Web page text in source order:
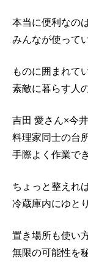
本当に便利なの
みんなが使って
ものに囲まれて
素敵に暮らす人
吉田 愛さん×今
料理家同士の台
手際よく作業で
ちょっと整えれ
冷蔵庫内にゆと
置き場所も使い
無限の可能性を